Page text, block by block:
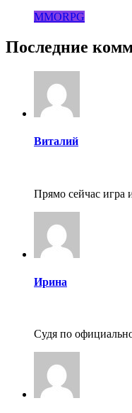
MMORPG
Последние
Виталий
Прямо сейчас игра
Ирина
Судя по